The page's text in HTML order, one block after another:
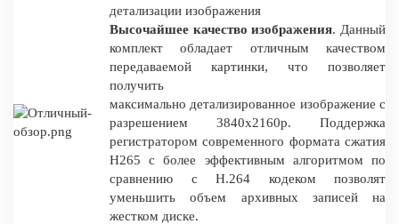
детализации изображения
Высочайшее качество изображения. Данный
комплект обладает отличным качеством
передаваемой картинки, что позволяет
получить
максимально детализированное изображение с
разрешением 3840x2160p. Поддержка
регистратором современного формата сжатия
H265 c более эффективным алгоритмом по
сравнению с H.264 кодеком позволят
уменьшить объем архивных записей на
жестком диске.